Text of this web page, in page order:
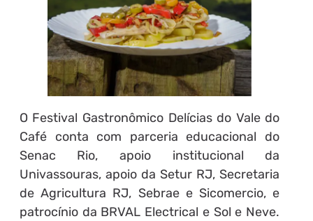
O Festival Gastronômico Delícias do Vale do
Café conta com parceria educacional do
Senac Rio, apoio institucional da
Univassouras, apoio da Setur RJ, Secretaria
de Agricultura RJ, Sebrae e Sicomercio, e
patrocínio da BRVAL Electrical e Sol e Neve.